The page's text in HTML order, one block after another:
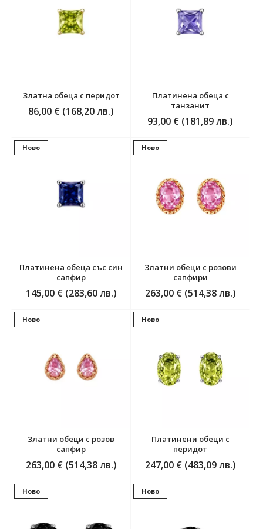
Златна обеца с перидот
86,00 € (168,20 лв.)
Платинена обеца с
танзанит
93,00 € (181,89 лв.)
Ново
Платинена обеца със син
сапфир
145,00 € (283,60 лв.)
Ново
Златни обеци с розови
сапфири
263,00 € (514,38 лв.)
Ново
Златни обеци с розов
сапфир
263,00 € (514,38 лв.)
Ново
Платинени обеци с
перидот
247,00 € (483,09 лв.)
Ново Ново